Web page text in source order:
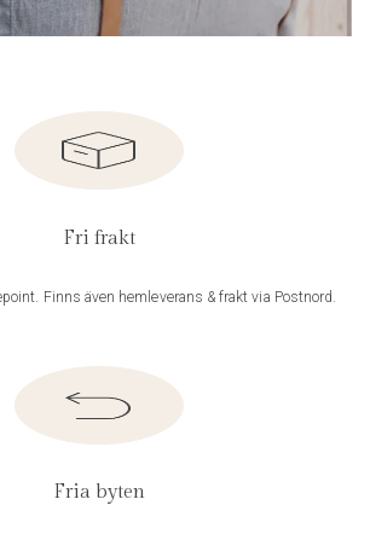
Fri frakt
Finns även hemleverans & frakt via Postnord.
Fria byten